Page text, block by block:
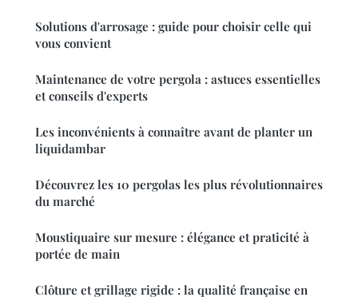
Solutions d'arrosage : guide pour choisir celle qui
vous convient
Maintenance de votre pergola : astuces essentielles
et conseils d'experts
Les inconvénients à connaître avant de planter un
liquidambar
Découvrez les 10 pergolas les plus révolutionnaires
du marché
Moustiquaire sur mesure : élégance et praticité à
portée de main
Clôture et grillage rigide : la qualité française en